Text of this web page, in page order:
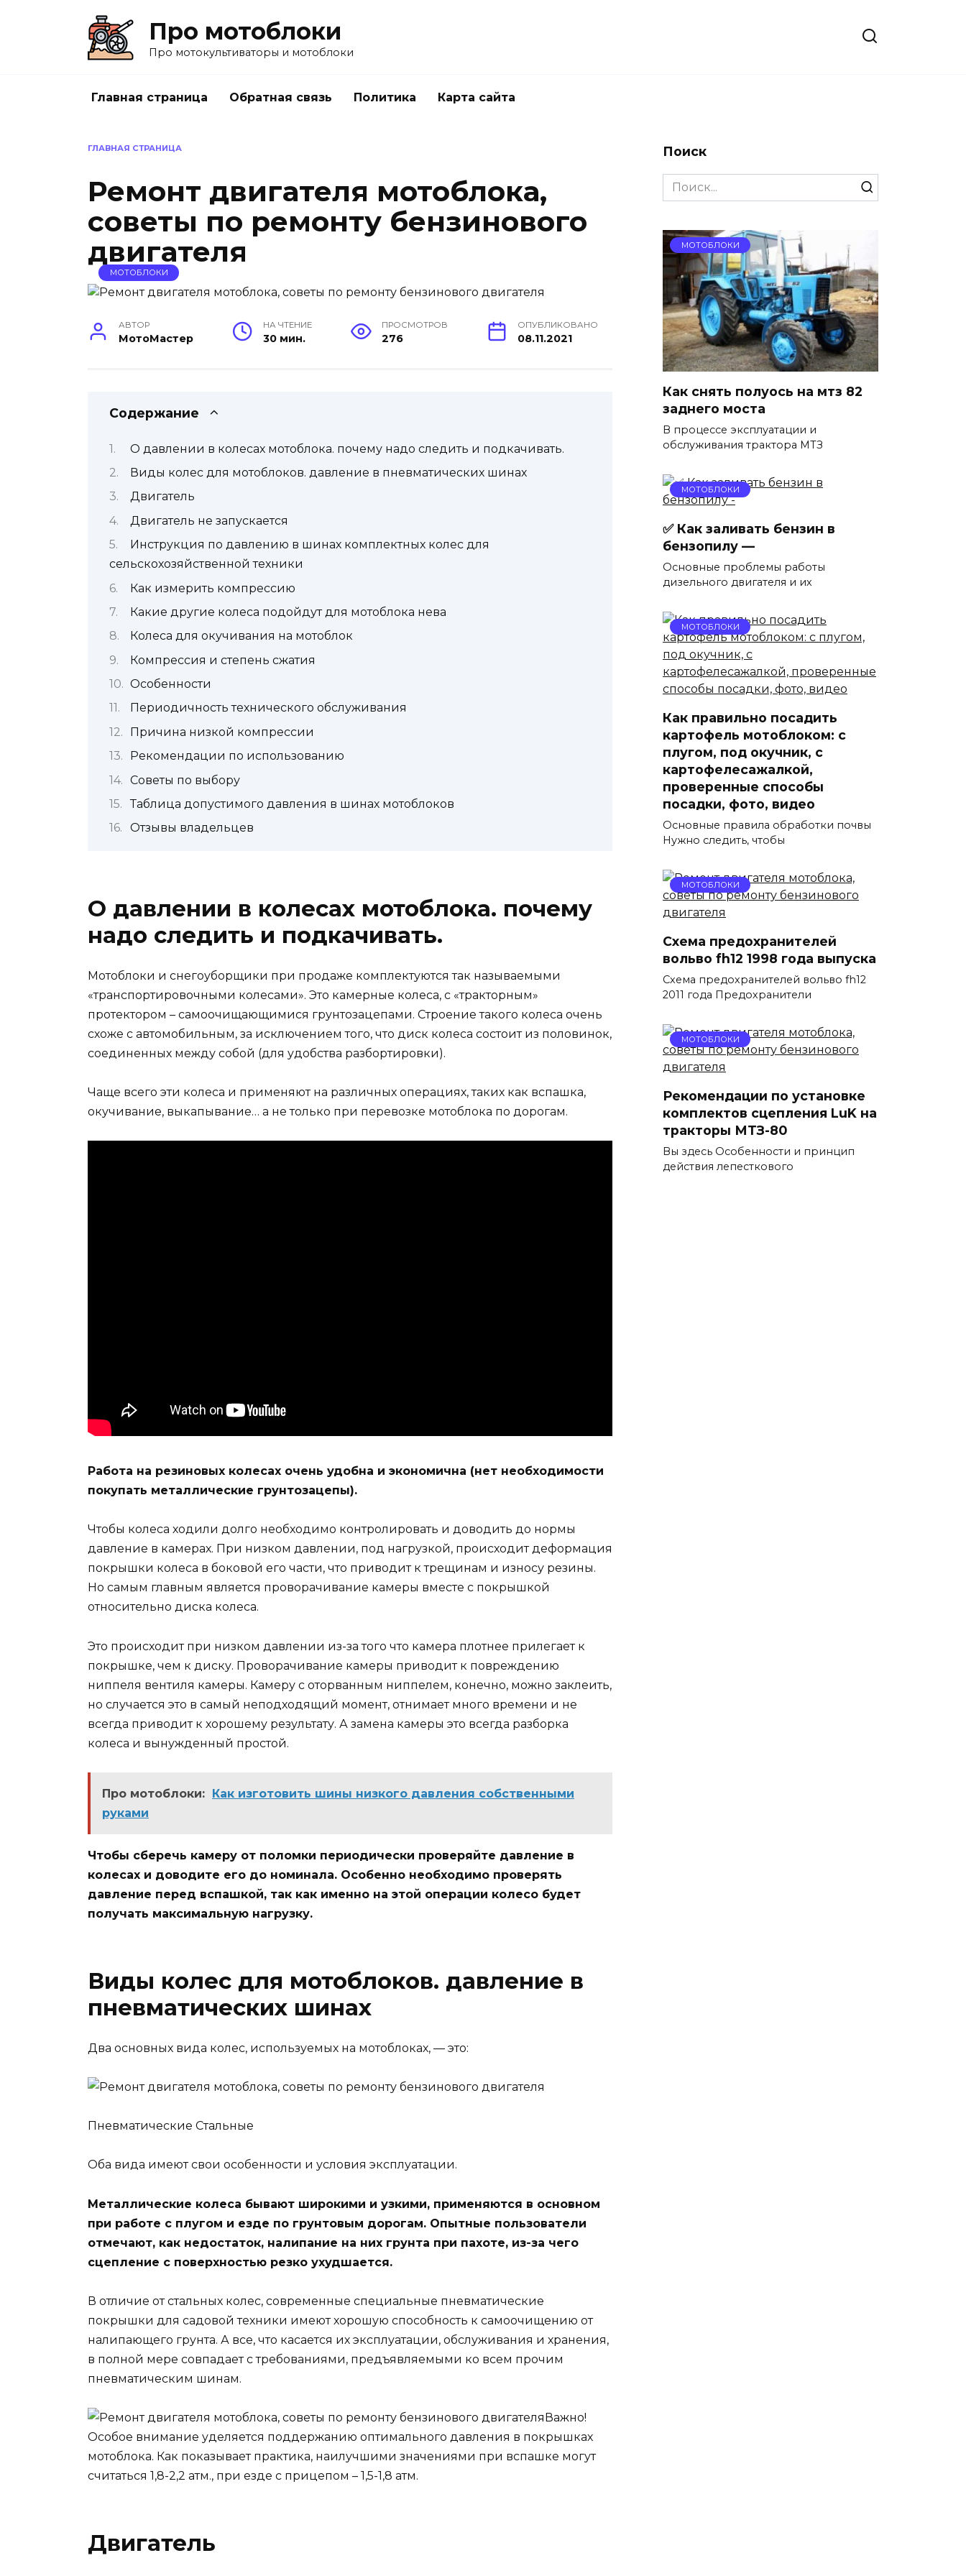
Про мотоблоки
Про мотокультиваторы и мотоблоки
Главная страница Обратная связь Политика Карта сайта
ГЛАВНАЯ СТРАНИЦА
Ремонт двигателя мотоблока,
советы по ремонту бензинового
двигателя
МОТОБЛОКИ
АВТОР
МотоМастер
НА ЧТЕНИЕ
30 мин.
ПРОСМОТРОВ
276
ОПУБЛИКОВАНО
08.11.2021
Содержание
О давлении в колесах мотоблока. почему надо следить и подкачивать.
Виды колес для мотоблоков. давление в пневматических шинах
Двигатель
Двигатель не запускается
Инструкция по давлению в шинах комплектных колес для
сельскохозяйственной техники
Как измерить компрессию
Какие другие колеса подойдут для мотоблока нева
Колеса для окучивания на мотоблок
Компрессия и степень сжатия
Особенности
Периодичность технического обслуживания
Причина низкой компрессии
Рекомендации по использованию
Советы по выбору
Таблица допустимого давления в шинах мотоблоков
Отзывы владельцев
О давлении в колесах мотоблока. почему
надо следить и подкачивать.
Мотоблоки и снегоуборщики при продаже комплектуются так называемыми
«транспортировочными колесами». Это камерные колеса, с «тракторным»
протектором – самоочищающимися грунтозацепами. Строение такого колеса очень
схоже с автомобильным, за исключением того, что диск колеса состоит из половинок,
соединенных между собой (для удобства разбортировки).
Чаще всего эти колеса и применяют на различных операциях, таких как вспашка,
окучивание, выкапывание… а не только при перевозке мотоблока по дорогам.
Работа на резиновых колесах очень удобна и экономична (нет необходимости
покупать металлические грунтозацепы).
Чтобы колеса ходили долго необходимо контролировать и доводить до нормы
давление в камерах. При низком давлении, под нагрузкой, происходит деформация
покрышки колеса в боковой его части, что приводит к трещинам и износу резины.
Но самым главным является проворачивание камеры вместе с покрышкой
относительно диска колеса.
Это происходит при низком давлении из-за того что камера плотнее прилегает к
покрышке, чем к диску. Проворачивание камеры приводит к повреждению
ниппеля вентиля камеры. Камеру с оторванным ниппелем, конечно, можно заклеить,
но случается это в самый неподходящий момент, отнимает много времени и не
всегда приводит к хорошему результату. А замена камеры это всегда разборка
колеса и вынужденный простой.
Про мотоблоки: Как изготовить шины низкого давления собственными
руками
Чтобы сберечь камеру от поломки периодически проверяйте давление в
колесах и доводите его до номинала. Особенно необходимо проверять
давление перед вспашкой, так как именно на этой операции колесо будет
получать максимальную нагрузку.
Виды колес для мотоблоков. давление в
пневматических шинах
Два основных вида колес, используемых на мотоблоках, — это:
Пневматические Стальные
Оба вида имеют свои особенности и условия эксплуатации.
Металлические колеса бывают широкими и узкими, применяются в основном
при работе с плугом и езде по грунтовым дорогам. Опытные пользователи
отмечают, как недостаток, налипание на них грунта при пахоте, из-за чего
сцепление с поверхностью резко ухудшается.
В отличие от стальных колес, современные специальные пневматические
покрышки для садовой техники имеют хорошую способность к самоочищению от
налипающего грунта. А все, что касается их эксплуатации, обслуживания и хранения,
в полной мере совпадает с требованиями, предъявляемыми ко всем прочим
пневматическим шинам.
Важно!
Особое внимание уделяется поддержанию оптимального давления в покрышках
мотоблока. Как показывает практика, наилучшими значениями при вспашке могут
считаться 1,8-2,2 атм., при езде с прицепом – 1,5-1,8 атм.
Двигатель
Поиск
Search
for:
МОТОБЛОКИ
Как снять полуось на мтз 82
заднего моста
В процессе эксплуатации и
обслуживания трактора МТЗ
МОТОБЛОКИ
✅ Как заливать бензин в
бензопилу —
Основные проблемы работы
дизельного двигателя и их
МОТОБЛОКИ
Как правильно посадить
картофель мотоблоком: с
плугом, под окучник, с
картофелесажалкой,
проверенные способы
посадки, фото, видео
Основные правила обработки почвы
Нужно следить, чтобы
МОТОБЛОКИ
Схема предохранителей
вольво fh12 1998 года выпуска
Схема предохранителей вольво fh12
2011 года Предохранители
МОТОБЛОКИ
Рекомендации по установке
комплектов сцепления LuK на
тракторы МТЗ-80
Вы здесь Особенности и принцип
действия лепесткового